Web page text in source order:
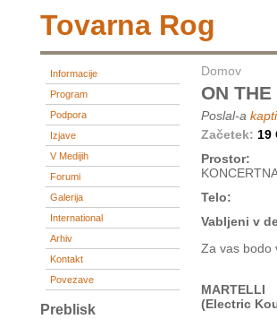
Tovarna Rog
Informacije
Program
Podpora
Izjave
V Medijih
Forumi
Galerija
International
Arhiv
Kontakt
Povezave
Preblisk
Domov
ON
Poslal-a
Začetek: 19
Prostor:
Telo:
Vabljeni v
Za vas bodo
MARTELLI
(Electric